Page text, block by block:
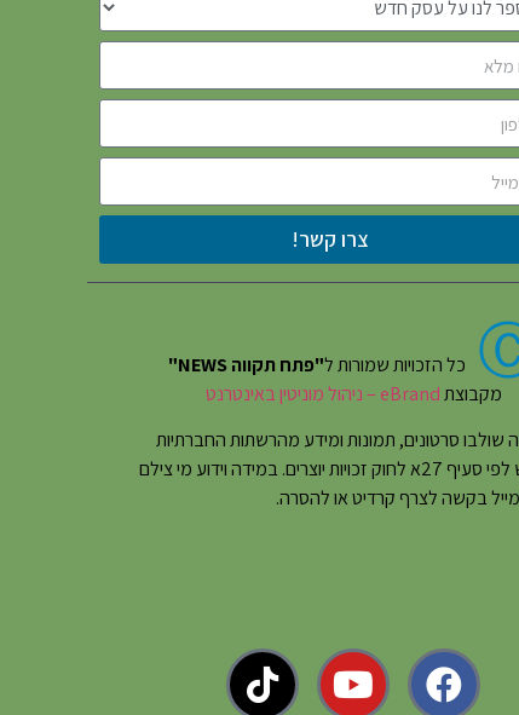
צרו קשר!
כל הזכויות שמורות ל"פתח תקווה NEWS"
מקבוצתeBrand – ניהול מוניטין באינטרנט
שולבו סרטונים, תמונות ומידע מהרשתות החברתיות
בשימוש לפי סעיף 27א לחוק זכויות יוצרים. במידה וידוע מי צילם
בקשה לצרף קרדיט או להסרה.